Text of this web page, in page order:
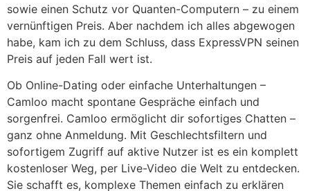
sowie einen Schutz vor Quanten-Computern – zu einem
vernünftigen Preis. Aber nachdem ich alles abgewogen
habe, kam ich zu dem Schluss, dass ExpressVPN seinen
Preis auf jeden Fall wert ist.
Ob Online-Dating oder einfache Unterhaltungen –
Camloo macht spontane Gespräche einfach und
sorgenfrei. Camloo ermöglicht dir sofortiges Chatten –
ganz ohne Anmeldung. Mit Geschlechtsfiltern und
sofortigem Zugriff auf aktive Nutzer ist es ein komplett
kostenloser Weg, per Live-Video die Welt zu entdecken.
Sie schafft es, komplexe Themen einfach zu erklären